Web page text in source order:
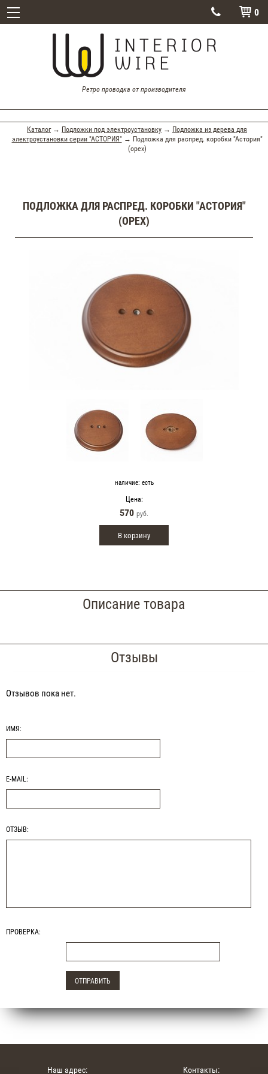
  0
Ретро проводка от производителя
Каталог→ Подложки под электроустановку → Подложка из дерева для
электроустановки серии "АСТОРИЯ"→ Подложка для распред. коробки "Астория"
(орех)
ПОДЛОЖКА ДЛЯ РАСПРЕД. КОРОБКИ "АСТОРИЯ"
(ОРЕХ)
наличие: есть
Цена:
570 руб.
В корзину
Описание товара
Отзывы
Отзывов пока нет.
ИМЯ:
E-MAIL:
ОТЗЫВ:
ПРОВЕРКА:
Наш адрес: Контакты: